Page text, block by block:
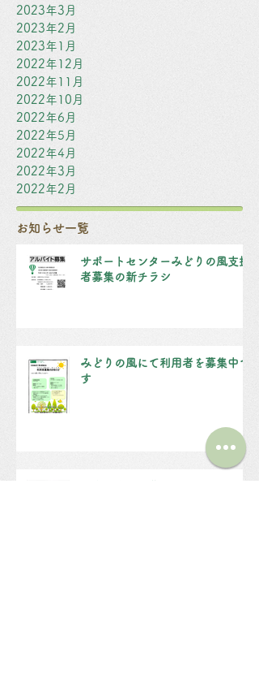
2023年3月
2023年2月
2023年1月
2022年12月
2022年11月
2022年10月
2022年6月
2022年5月
2022年4月
2022年3月
2022年2月
お知らせ一覧
サポートセンターみどりの風支援
者募集の新チラシ
みどりの風にて利用者を募集中で
す